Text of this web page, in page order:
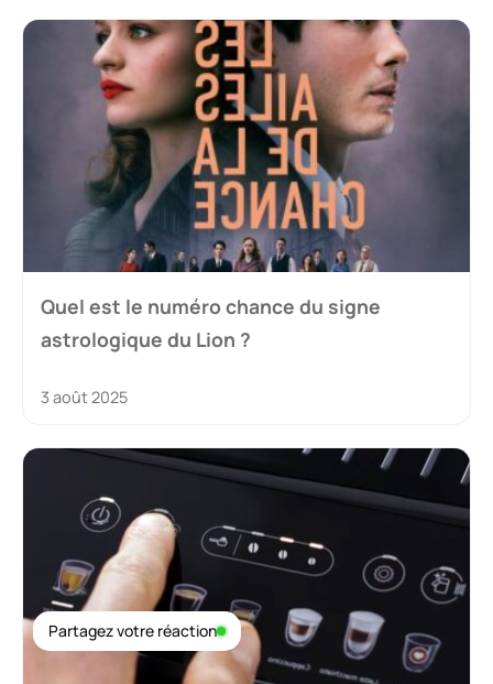
Quel est le numéro chance du signe
astrologique du Lion ?
3 août 2025
Partagez votre réaction